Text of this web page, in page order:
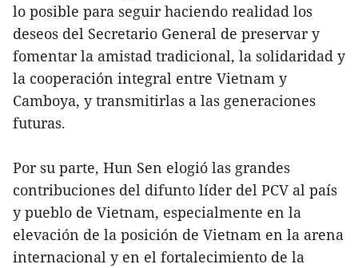
lo posible para seguir haciendo realidad los
deseos del Secretario General de preservar y
fomentar la amistad tradicional, la solidaridad y
la cooperación integral entre Vietnam y
Camboya, y transmitirlas a las generaciones
futuras.
Por su parte, Hun Sen elogió las grandes
contribuciones del difunto líder del PCV al país
y pueblo de Vietnam, especialmente en la
elevación de la posición de Vietnam en la arena
internacional y en el fortalecimiento de la